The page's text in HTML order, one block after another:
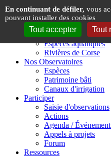
Présentation
Espèces & Rivières de
Espèces aquatiques
Rivières de Corse
Nos Observatoires
Espèces
Patrimoine bâti
Canaux d'irrigation
Participer
Saisie d'observations
Actions
Agenda /
Appels à projets
Forum
Ressources
Panneau de gestion des cookies
En continuant de défiler, vous
pouvant installer des cookies
Tout accepter Tout